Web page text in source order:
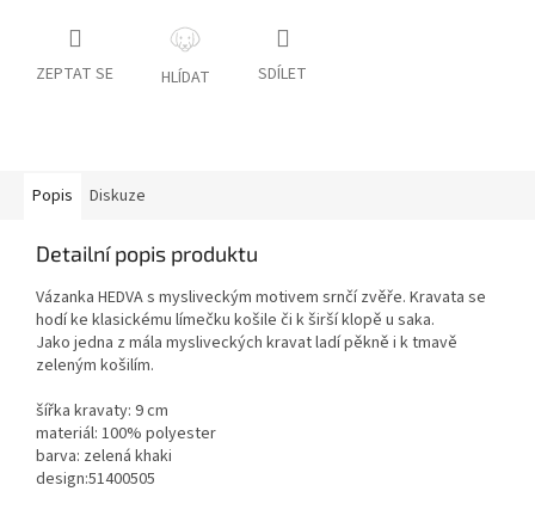
ZEPTAT SE HLÍDAT SDÍLET
Popis Diskuze
Detailní popis produktu
Vázanka HEDVA s mysliveckým motivem srnčí zvěře. Kravata se
hodí ke klasickému límečku košile či k širší klopě u saka.
Jako jedna z mála mysliveckých kravat ladí pěkně i k tmavě
zeleným košilím.
šířka kravaty: 9 cm
materiál: 100% polyester
barva: zelená khaki
design:51400505